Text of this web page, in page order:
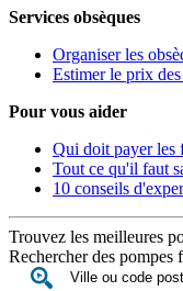
Services obsèques
Organiser les
Estimer le prix des
Pour vous aider
Qui doit payer les
Tout ce qu'il faut
10 conseils
Trouvez les meilleures
Rechercher des pompes